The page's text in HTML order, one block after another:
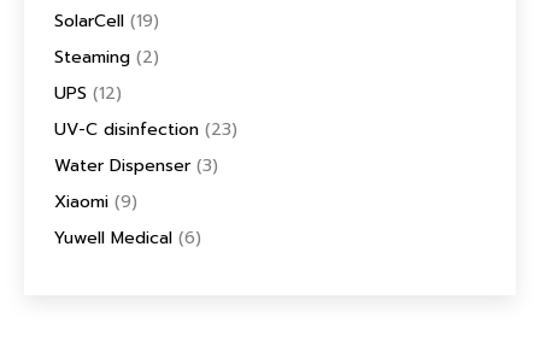
SolarCell (19)
Steaming (2)
UPS (12)
UV-C disinfection (23)
Water Dispenser (3)
Xiaomi (9)
Yuwell Medical (6)